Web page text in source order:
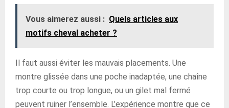
Vous aimerez aussi : Quels articles aux
motifs cheval acheter ?
Il faut aussi éviter les mauvais placements. Une
montre glissée dans une poche inadaptée, une chaîne
trop courte ou trop longue, ou un gilet mal fermé
peuvent ruiner l’ensemble. L’expérience montre que ce